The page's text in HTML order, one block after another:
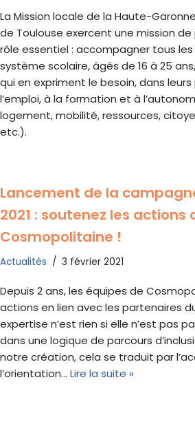
La Mission locale de la Haute-
de Toulouse exercent une mission
rôle essentiel : accompagner tous
système scolaire, âgés de 16 à 25
qui en expriment le besoin, dans leurs
l’emploi, à la formation et à
logement, mobilité, ressources,
etc.).
Lancement de la
2021 : soutenez les actions
Cosmopolitaine !
Actualités 3 février 2021
Depuis 2 ans, les équipes de
actions en lien avec les partenaires
expertise n’est rien si elle n’est pas
dans une logique de parcours
notre création, cela se traduit par
l’orientation… Lire la suite »